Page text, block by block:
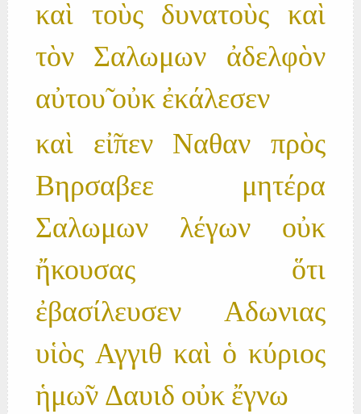
καὶ τοὺς δυνατοὺς καὶ
τὸν Σαλωμων ἀδελφὸν
αὐτου̃ οὐκ ἐκάλεσεν
καὶ εἰ̃πεν Ναθαν πρὸς
Βηρσαβεε μητέρα
Σαλωμων λέγων οὐκ
ἤκουσας ὅτι
ἐβασίλευσεν Αδωνιας
υἱὸς Αγγιθ καὶ ὁ κύριος
ἡμω̃ν Δαυιδ οὐκ ἔγνω